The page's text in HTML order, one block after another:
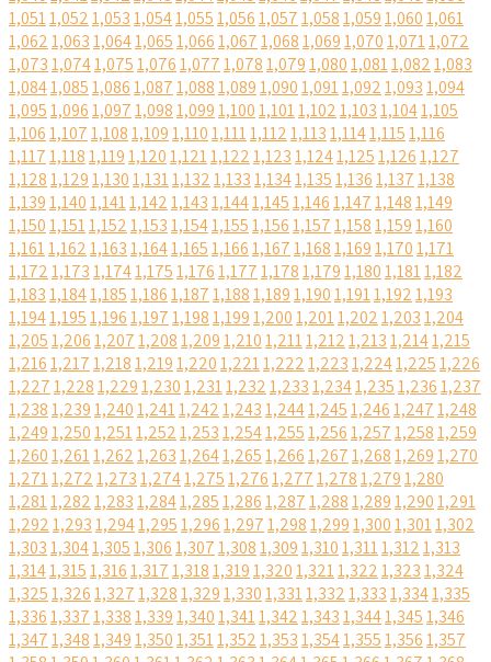
1,0511,0521,0531,0541,0551,0561,0571,0581,0591,0601,061
1,0621,0631,0641,0651,0661,0671,0681,0691,0701,0711,072
1,0731,0741,0751,0761,0771,0781,0791,0801,0811,0821,083
1,0841,0851,0861,0871,0881,0891,0901,0911,0921,0931,094
1,0951,0961,0971,0981,0991,1001,1011,1021,1031,1041,105
1,1061,1071,1081,1091,1101,1111,1121,1131,1141,1151,116
1,1171,1181,1191,1201,1211,1221,1231,1241,1251,1261,127
1,1281,1291,1301,1311,1321,1331,1341,1351,1361,1371,138
1,1391,1401,1411,1421,1431,1441,1451,1461,1471,1481,149
1,1501,1511,1521,1531,1541,1551,1561,1571,1581,1591,160
1,1611,1621,1631,1641,1651,1661,1671,1681,1691,1701,171
1,1721,1731,1741,1751,1761,1771,1781,1791,1801,1811,182
1,1831,1841,1851,1861,1871,1881,1891,1901,1911,1921,193
1,1941,1951,1961,1971,1981,1991,2001,2011,2021,2031,204
1,2051,2061,2071,2081,2091,2101,2111,2121,2131,2141,215
1,2161,2171,2181,2191,2201,2211,2221,2231,2241,2251,226
1,2271,2281,2291,2301,2311,2321,2331,2341,2351,2361,237
1,2381,2391,2401,2411,2421,2431,2441,2451,2461,2471,248
1,2491,2501,2511,2521,2531,2541,2551,2561,2571,2581,259
1,2601,2611,2621,2631,2641,2651,2661,2671,2681,2691,270
1,2711,2721,2731,2741,2751,2761,2771,2781,2791,280
1,2811,2821,2831,2841,2851,2861,2871,2881,2891,2901,291
1,2921,2931,2941,2951,2961,2971,2981,2991,3001,3011,302
1,3031,3041,3051,3061,3071,3081,3091,3101,3111,3121,313
1,3141,3151,3161,3171,3181,3191,3201,3211,3221,3231,324
1,3251,3261,3271,3281,3291,3301,3311,3321,3331,3341,335
1,3361,3371,3381,3391,3401,3411,3421,3431,3441,3451,346
1,3471,3481,3491,3501,3511,3521,3531,3541,3551,3561,357